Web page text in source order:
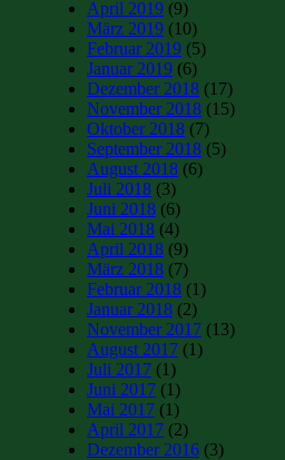
April 2019 (9)
März 2019 (10)
Februar 2019 (5)
Januar 2019 (6)
Dezember 2018 (17)
November 2018 (15)
Oktober 2018 (7)
September 2018 (5)
August 2018 (6)
Juli 2018 (3)
Juni 2018 (6)
Mai 2018 (4)
April 2018 (9)
März 2018 (7)
Februar 2018 (1)
Januar 2018 (2)
November 2017 (13)
August 2017 (1)
Juli 2017 (1)
Juni 2017 (1)
Mai 2017 (1)
April 2017 (2)
Dezember 2016 (3)